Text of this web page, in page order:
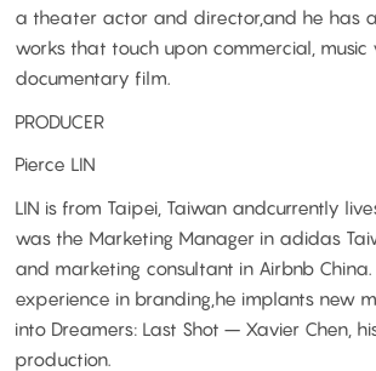
a theater actor and director,and he has
works that touch upon commercial, music
documentary film.
PRODUCER
Pierce LIN
LIN is from Taipei, Taiwan andcurrently
was the Marketing Manager in adidas
and marketing consultant in Airbnb China.
experience in branding,he implants new
into Dreamers: Last Shot – Xavier Chen,
production.